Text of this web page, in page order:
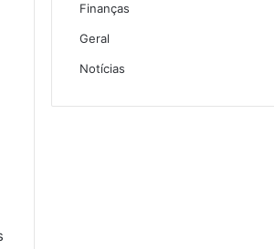
Finanças
Geral
Notícias